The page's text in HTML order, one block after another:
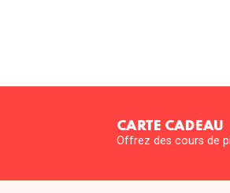
CARTE CADEAU
Offrez des cours de